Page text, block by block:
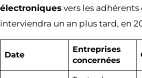
électroniques vers les adhérents
interviendra un an plus tard, en
Date
Entreprises
concernées